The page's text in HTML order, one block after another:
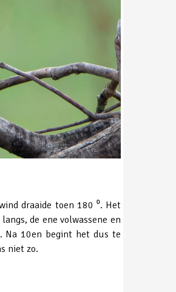
draaide toen 180 ⁰. Het
de ene volwassene en
Na 10en begint het dus te
niet zo.